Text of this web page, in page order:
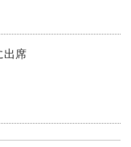
出席